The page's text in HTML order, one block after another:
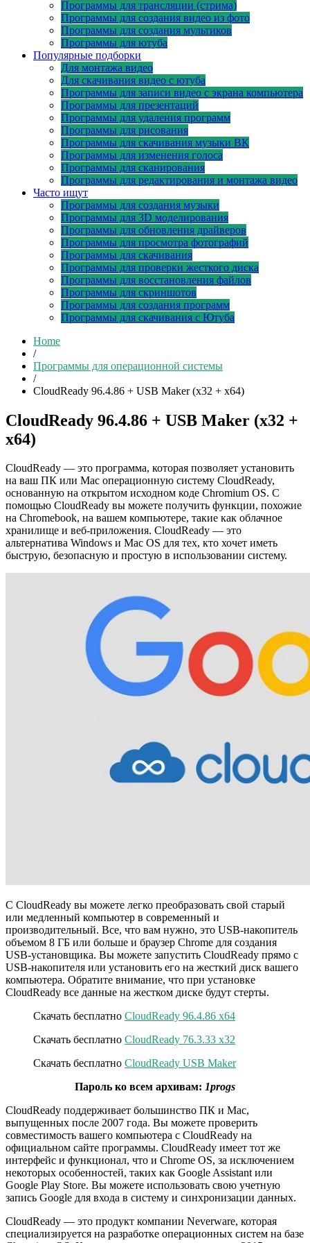
Программы для трансляции (стрима)
Программы для создания видео из фото
Программы для создания мультиков
Программы для ютуба
Популярные подборки
Для монтажа видео
Для скачивания видео с ютуба
Программы для записи видео с экрана компьютера
Программы для презентаций
Программы для удаления программ
Программы для рисования
Программы для скачивания музыки ВК
Программы для изменения голоса
Программы для сканирования
Программы для редактирования и монтажа видео
Часто ищут
Программы для создания музыки
Программы для 3D моделирования
Программы для обновления драйверов
Программы для просмотра фотографий
Программы для скачивания
Программы для проверки жесткого диска
Программы для восстановления файлов
Программы для скриншотов
Программы для создания программ
Программы для скачивания с Ютуба
Home
/
Программы для операционной системы
/
CloudReady 96.4.86 + USB Maker (x32 + x64)
CloudReady 96.4.86 + USB Maker (x32 +
x64)
CloudReady — это программа, которая позволяет установить
на ваш ПК или Mac операционную систему CloudReady,
основанную на открытом исходном коде Chromium OS. С
помощью CloudReady вы можете получить функции, похожие
на Chromebook, на вашем компьютере, такие как облачное
хранилище и веб-приложения. CloudReady — это
альтернатива Windows и Mac OS для тех, кто хочет иметь
быструю, безопасную и простую в использовании систему.
С CloudReady вы можете легко преобразовать свой старый
или медленный компьютер в современный и
производительный. Все, что вам нужно, это USB-накопитель
объемом 8 ГБ или больше и браузер Chrome для создания
USB-установщика. Вы можете запустить CloudReady прямо с
USB-накопителя или установить его на жесткий диск вашего
компьютера. Обратите внимание, что при установке
CloudReady все данные на жестком диске будут стерты.
Скачать бесплатно CloudReady 96.4.86 x64
Скачать бесплатно CloudReady 76.3.33 x32
Скачать бесплатно CloudReady USB Maker
Пароль ко всем архивам: 1progs
CloudReady поддерживает большинство ПК и Mac,
выпущенных после 2007 года. Вы можете проверить
совместимость вашего компьютера с CloudReady на
официальном сайте программы. CloudReady имеет тот же
интерфейс и функционал, что и Chrome OS, за исключением
некоторых особенностей, таких как Google Assistant или
Google Play Store. Вы можете использовать свою учетную
запись Google для входа в систему и синхронизации данных.
CloudReady — это продукт компании Neverware, которая
специализируется на разработке операционных систем на базе